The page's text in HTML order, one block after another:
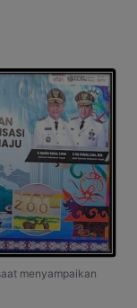
menyampaikan